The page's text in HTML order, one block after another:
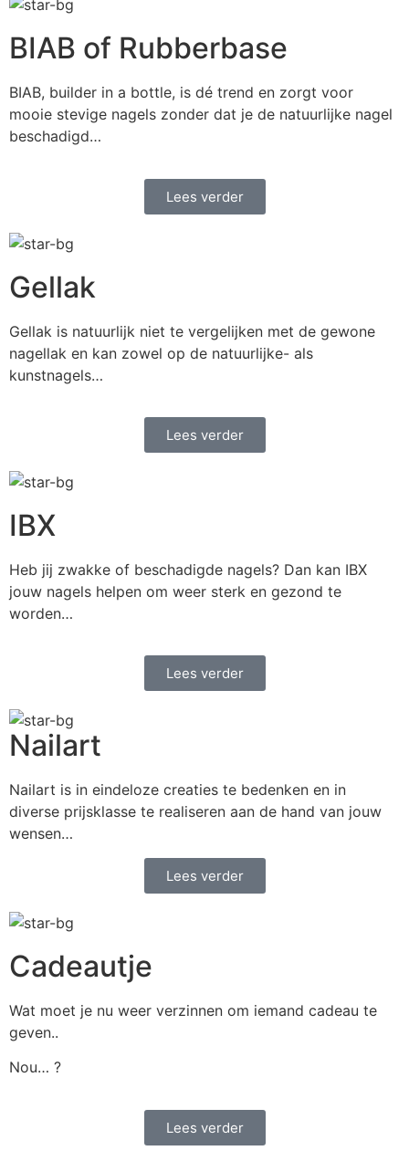
BIAB of Rubberbase
BIAB, builder in a bottle, is dé trend en zorgt voor
mooie stevige nagels zonder dat je de natuurlijke nagel
beschadigd…
Lees verder
Gellak
Gellak is natuurlijk niet te vergelijken met de gewone
nagellak en kan zowel op de natuurlijke- als
kunstnagels…
Lees verder
IBX
Heb jij zwakke of beschadigde nagels? Dan kan IBX
jouw nagels helpen om weer sterk en gezond te
worden…
Lees verder
Nailart
Nailart is in eindeloze creaties te bedenken en in
diverse prijsklasse te realiseren aan de hand van jouw
wensen…
Lees verder
Cadeautje
Wat moet je nu weer verzinnen om iemand cadeau te
geven..
Nou… ?
Lees verder